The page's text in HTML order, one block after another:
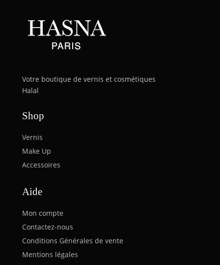
Votre boutique de vernis et cosmétiques
Halal
Shop
Vernis
Make Up
Accessoires
Aide
Mon compte
Contactez-nous
Conditions Générales de vente
Mentions légales